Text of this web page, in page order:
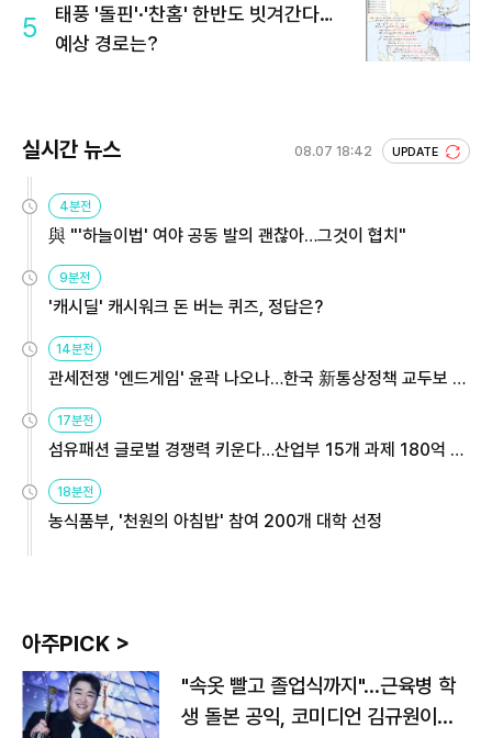
5
태풍 '돌핀'·'찬홈' 한반도 빗겨간다…
예상 경로는?
실시간 뉴스 08.07 18:42 UPDATE
4분전
與 "'하늘이법' 여야 공동 발의 괜찮아…그것이 협치"
9분전
'캐시딜' 캐시워크 돈 버는 퀴즈, 정답은?
14분전
관세전쟁 '엔드게임' 윤곽 나오나…한국 新통상정책 교두보 활
17분전
섬유패션 글로벌 경쟁력 키운다…산업부 15개 과제 180억 지
18분전
농식품부, '천원의 아침밥' 참여 200개 대학 선정
아주PICK >
"속옷 빨고 졸업식까지"…근육병 학
생 돌본 공익, 코미디언 김규원이었